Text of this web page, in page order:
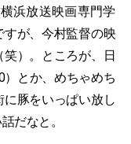
浜放送映画専門学
が、今村監督の映
）。ところが、日
）とか、めちゃめち
豚をいっぱい放し
だなと。